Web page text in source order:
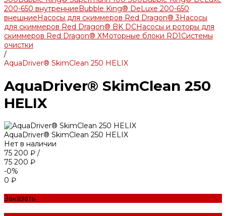
200-650 внутренниеBubble King® DeLuxe 200-650
внешниеНасосы для скиммеров Red Dragon® 3Насосы
для скиммеров Red Dragon® BK DCНасосы и роторы для
скиммеров Red Dragon® XМоторные блоки RD1Системы
очистки
/
AquaDriver® SkimClean 250 HELIX
AquaDriver® SkimClean 250
HELIX
AquaDriver® SkimClean 250 HELIX
Нет в наличии
75 200 ₽ /
75 200 ₽
-0%
0 ₽
Заказать